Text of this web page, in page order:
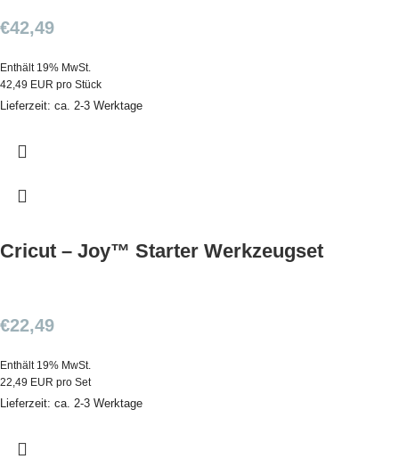
€42,49
Enthält 19% MwSt.
42,49 EUR pro Stück
Lieferzeit: ca. 2-3 Werktage
Cricut – Joy™ Starter Werkzeugset
€22,49
Enthält 19% MwSt.
22,49 EUR pro Set
Lieferzeit: ca. 2-3 Werktage